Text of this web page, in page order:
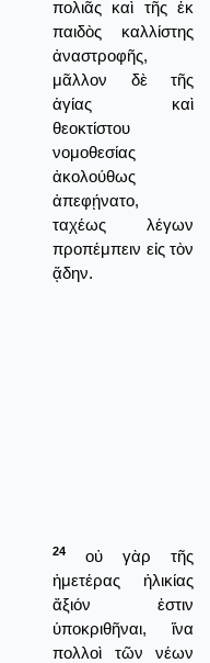
πολιᾶς καὶ τῆς ἐκ
παιδὸς καλλίστης
ἀναστροφῆς,
μᾶλλον δὲ τῆς
ἁγίας καὶ
θεοκτίστου
νομοθεσίας
ἀκολούθως
ἀπεφῄνατο,
ταχέως λέγων
προπέμπειν εἰς τὸν
ᾅδην.
24
οὐ γὰρ τῆς
ἡμετέρας ἡλικίας
ἄξιόν ἐστιν
ὑποκριθῆναι, ἵνα
πολλοὶ τῶν νέων